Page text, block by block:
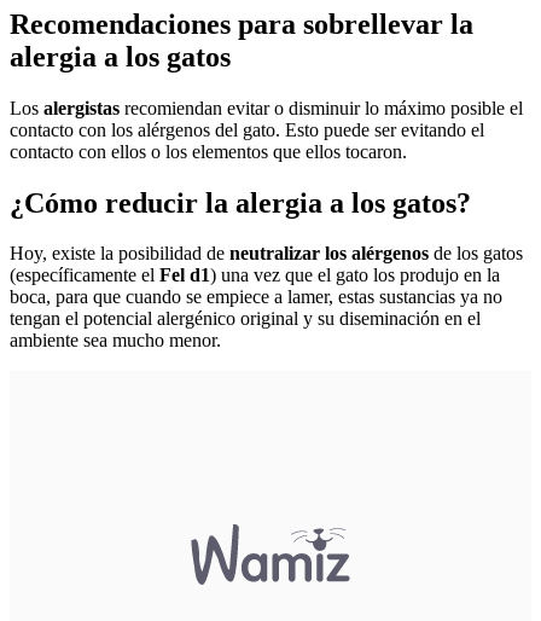
Recomendaciones para sobrellevar la
alergia a los gatos
Los alergistas recomiendan evitar o disminuir lo máximo posible el
contacto con los alérgenos del gato. Esto puede ser evitando el
contacto con ellos o los elementos que ellos tocaron.
¿Cómo reducir la alergia a los gatos?
Hoy, existe la posibilidad de neutralizar los alérgenos de los gatos
(específicamente el Fel d1) una vez que el gato los produjo en la
boca, para que cuando se empiece a lamer, estas sustancias ya no
tengan el potencial alergénico original y su diseminación en el
ambiente sea mucho menor.